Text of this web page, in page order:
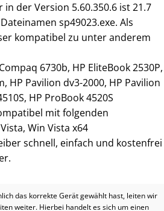
der Version 5.60.350.6 ist 21.7
sp49023.exe. Als
kompatibel zu unter anderem
6730b, HP EliteBook 2530P,
HP Pavilion dv3-2000, HP Pavilion
HP ProBook 4520S
mit folgenden
Win Vista x64
schnell, einfach und kostenfrei
das korrekte Gerät gewählt hast, leiten wir
weiter. Hierbei handelt es sich um einen